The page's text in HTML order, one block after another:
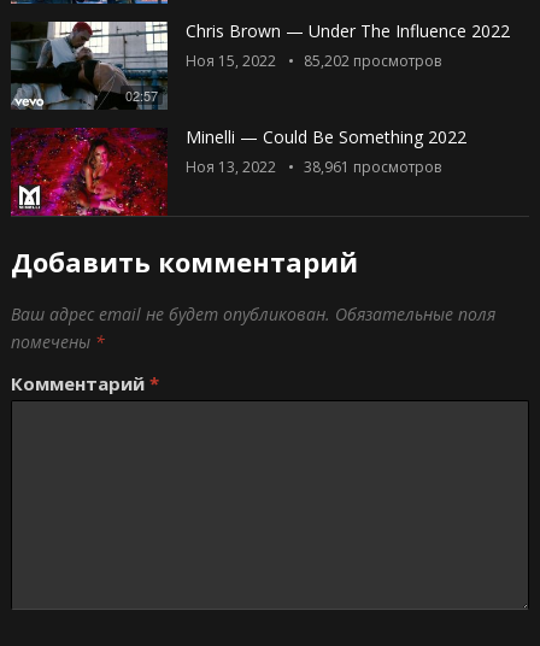
02:57
Chris Brown — Under The Influence 2022
Ноя 15, 2022 85,202просмотров
Minelli — Could Be Something 2022
Ноя 13, 2022 38,961 просмотров
Добавить комментарий
Ваш адрес email не будет опубликован. Обязательные поля
помечены *
Комментарий *